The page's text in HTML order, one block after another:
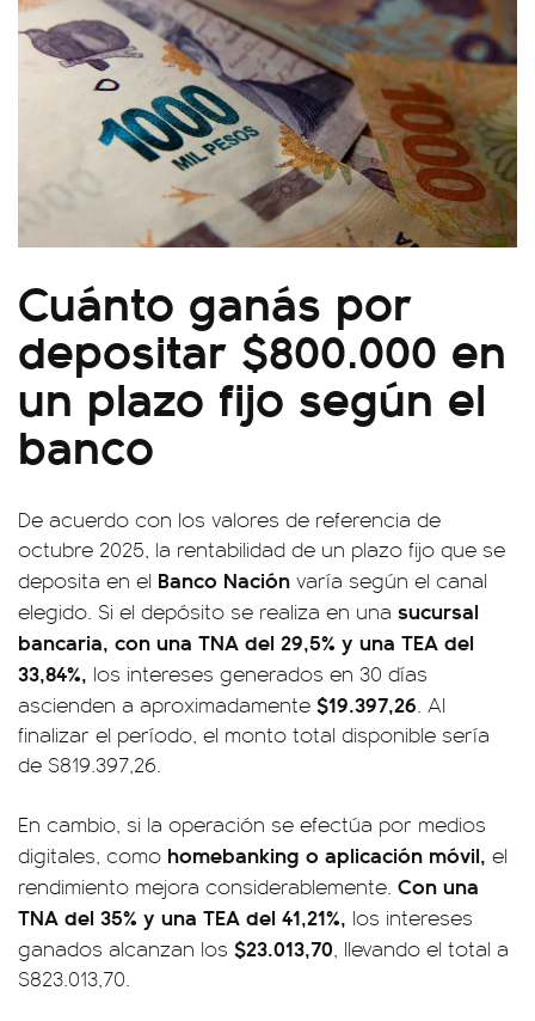
Cuánto ganás por
depositar $800.000 en
un plazo fijo según el
banco
De acuerdo con los valores de referencia de
octubre 2025, la rentabilidad de un plazo fijo que se
deposita en el Banco Nación varía según el canal
elegido. Si el depósito se realiza en una sucursal
bancaria, con una TNA del 29,5% y una TEA del
33,84%, los intereses generados en 30 días
ascienden a aproximadamente $19.397,26. Al
finalizar el período, el monto total disponible sería
de $819.397,26.
En cambio, si la operación se efectúa por medios
digitales, como homebanking o aplicación móvil, el
rendimiento mejora considerablemente. Con una
TNA del 35% y una TEA del 41,21%, los intereses
ganados alcanzan los $23.013,70, llevando el total a
$823.013,70.